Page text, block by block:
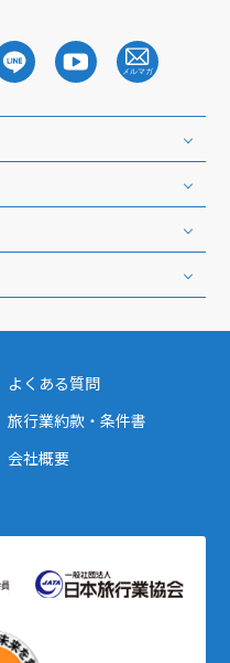
よくある質問
旅行業約款・条件書
会社概要